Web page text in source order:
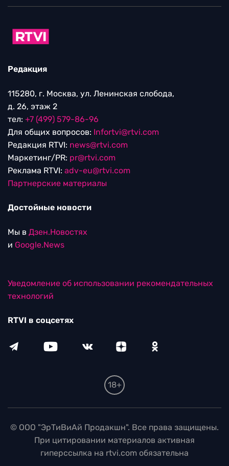
Редакция
115280, г. Москва, ул. Ленинская слобода,
д. 26, этаж 2
тел: +7 (499) 579-86-96
Для общих вопросов: Infortvi@rtvi.com
Редакция RTVI: news@rtvi.com
Маркетинг/PR: pr@rtvi.com
Реклама RTVI: adv-eu@rtvi.com
Партнерские материалы
Достойные новости
Мы в Дзен.Новостях
и Google.News
Уведомление об использовании рекомендательных
технологий
RTVI в соцсетях
18+
© ООО "ЭрТиВиАй Продакшн". Все права защищены.
При цитировании материалов активная
гиперссылка на rtvi.com обязательна